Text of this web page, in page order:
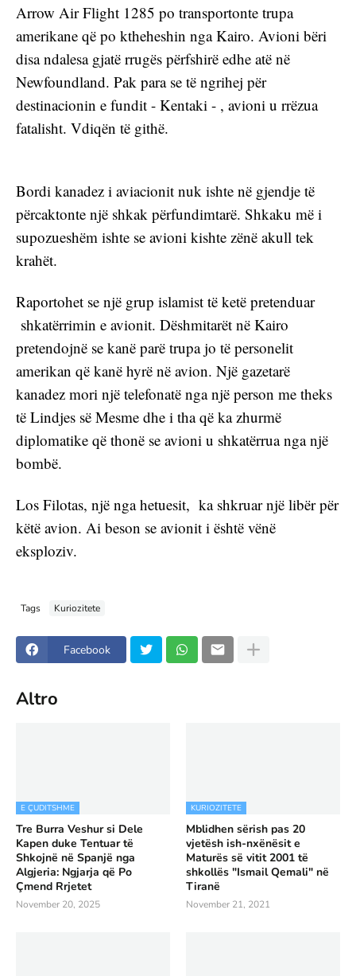
Arrow Air Flight 1285 po transportonte trupa
amerikane që po ktheheshin nga Kairo. Avioni bëri
disa ndalesa gjatë rrugës përfshirë edhe atë në
Newfoundland. Pak para se të ngrihej për
destinacionin e fundit - Kentaki - , avioni u rrëzua
fatalisht. Vdiqën të githë.
Bordi kanadez i aviacionit nuk ishte në gjendje të
përcaktonte një shkak përfundimtarë. Shkaku më i
supozueshëm ishte se avioni kishte zënë akull tek
krahët.
Raportohet se një grup islamist të ketë pretenduar
shkatërrimin e avionit. Dëshmitarët në Kairo
pretendojnë se kanë parë trupa jo të personelit
amerikan që kanë hyrë në avion. Një gazetarë
kanadez mori një telefonatë nga një person me theks
të Lindjes së Mesme dhe i tha që ka zhurmë
diplomatike që thonë se avioni u shkatërrua nga një
bombë.
Los Filotas, një nga hetuesit,  ka shkruar një libër për
këtë avion. Ai beson se avionit i është vënë
eksploziv.
Tags Kuriozitete
Facebook
Altro
E ÇUDITSHME
Tre Burra Veshur si Dele
Kapen duke Tentuar të
Shkojnë në Spanjë nga
Algjeria: Ngjarja që Po
Çmend Rrjetet
November 20, 2025
KURIOZITETE
Mblidhen sërish pas 20
vjetësh ish-nxënësit e
Maturës së vitit 2001 të
shkollës "Ismail Qemali" në
Tiranë
November 21, 2021